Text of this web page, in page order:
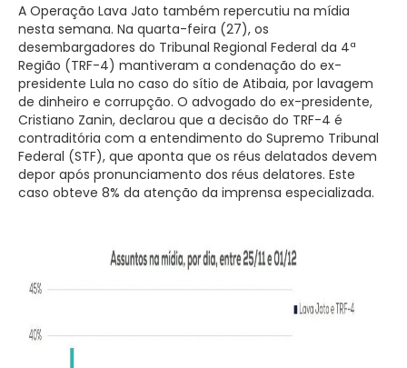
A Operação Lava Jato também repercutiu na mídia
nesta semana. Na quarta-feira (27), os
desembargadores do Tribunal Regional Federal da 4ª
Região (TRF-4) mantiveram a condenação do ex-
presidente Lula no caso do sítio de Atibaia, por lavagem
de dinheiro e corrupção. O advogado do ex-presidente,
Cristiano Zanin, declarou que a decisão do TRF-4 é
contraditória com a entendimento do Supremo Tribunal
Federal (STF), que aponta que os réus delatados devem
depor após pronunciamento dos réus delatores. Este
caso obteve 8% da atenção da imprensa especializada.